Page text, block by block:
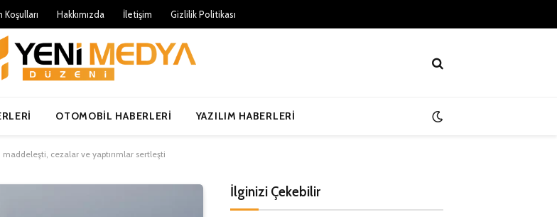
Koşulları Hakkımızda İletişim Gizlilik Politikası
OTOMOBIL HABERLERI YAZILIM HABERLERI
cezalar ve yaptırımlar sertleşti
İlginizi Çekebilir